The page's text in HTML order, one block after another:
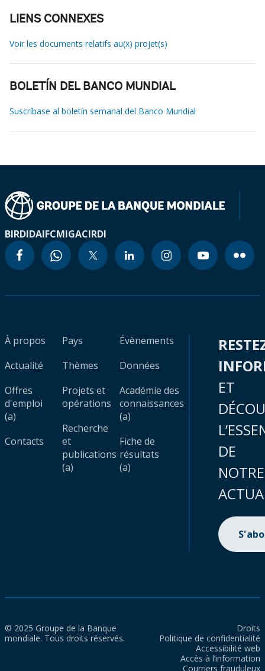
LIENS CONNEXES
Voir les documents relatifs au(x) projet(s)
BOLETÍN DEL BANCO MUNDIAL
Suscríbase al boletín semanal del Banco Mundial
BIRDIDAIFCMIGACIRDI
À propos
Actualité
Offres
d'emploi
(a)
Contacts
Pays
Thèmes
Projets et
opérations
Recherche
et
publications
(a)
Évènements
Données
Académie des
connaissances
(a)
Fiche de
résultats
(a)
ET
DE
NOTRE
© 2025 Groupe de la Banque
mondiale. Tous droits réservés.
Droits
Politique de confidentialité
Accessibilité web
Accès à l’information
Courriers frauduleux